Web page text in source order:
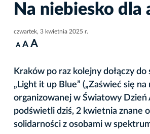
Na niebiesko dla
czwartek, 3 kwietnia 2025 r.
A A A
Kraków po raz kolejny dołączy
„Light it up Blue” („Zaświeć się na
organizowanej w Światowy Dzień
podświetli dziś, 2 kwietnia znane
solidarności z osobami w